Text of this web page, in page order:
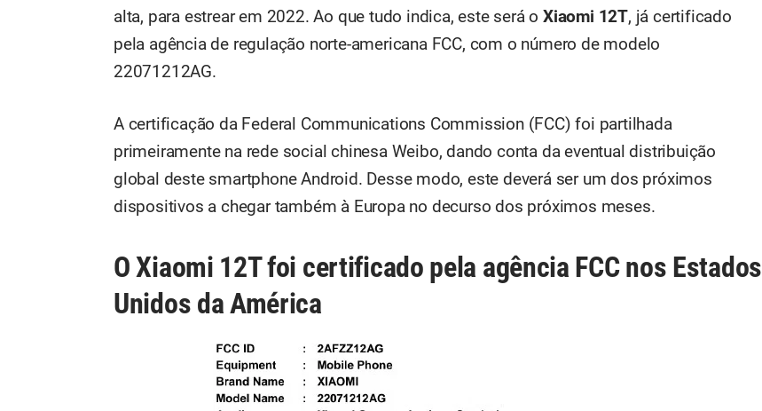
alta, para estrear em 2022. Ao que tudo indica, este será o Xiaomi 12T, já certificado
pela agência de regulação norte-americana FCC, com o número de modelo
22071212AG.
A certificação da Federal Communications Commission (FCC) foi partilhada
primeiramente na rede social chinesa Weibo, dando conta da eventual distribuição
global deste smartphone Android. Desse modo, este deverá ser um dos próximos
dispositivos a chegar também à Europa no decurso dos próximos meses.
O Xiaomi 12T foi certificado pela agência FCC nos Estados
Unidos da América